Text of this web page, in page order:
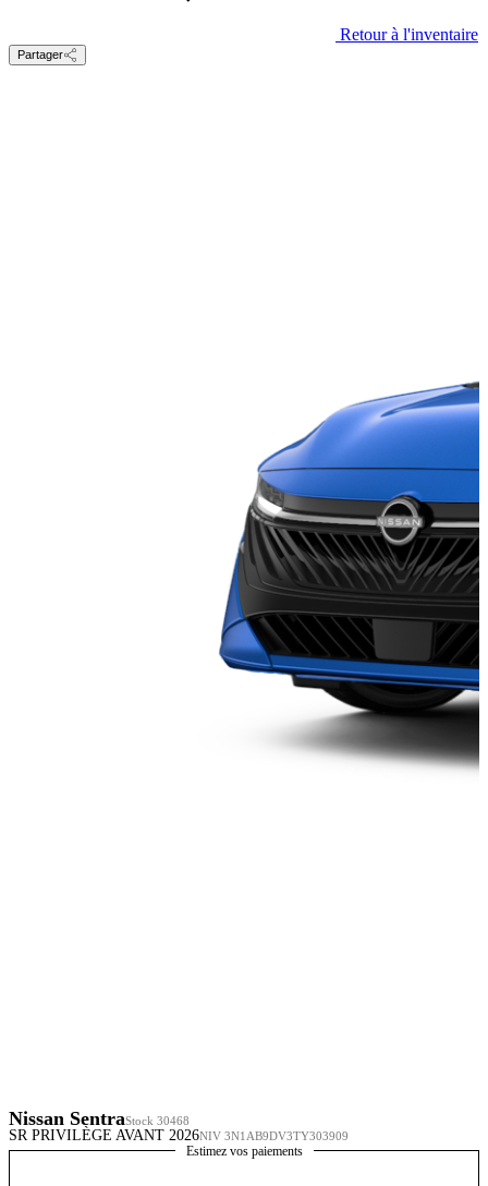
Retour à l'inventaire
Partager
Nissan SentraStock 30468
SR PRIVILÈGE AVANT 2026NIV 3N1AB9DV3TY303909
Estimez vos paiements